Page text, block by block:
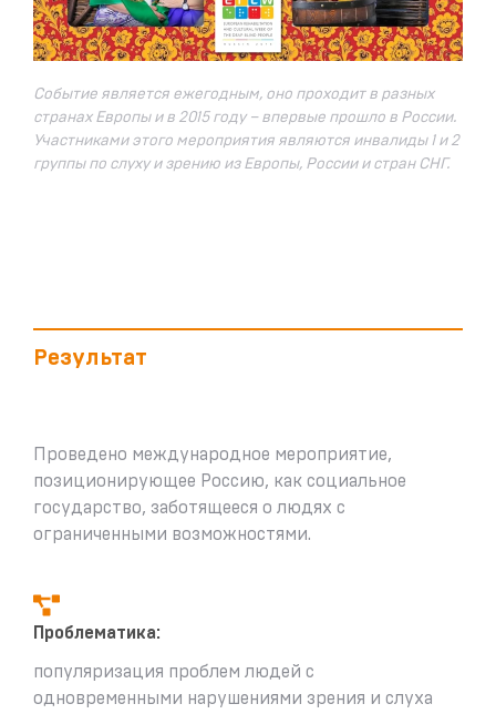
Событие является ежегодным, оно проходит в разных
странах Европы и в 2015 году – впервые прошло в России.
Участниками этого мероприятия являются инвалиды 1 и 2
группы по слуху и зрению из Европы, России и стран СНГ.
Результат
Проведено международное мероприятие,
позиционирующее Россию, как социальное
государство, заботящееся о людях с
ограниченными возможностями.
Проблематика:
популяризация проблем людей с
одновременными нарушениями зрения и слуха